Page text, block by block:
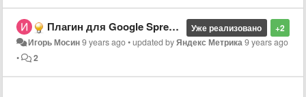
+2
Уже реализовано
Плагин для Google Spreadsheets
Игорь Мосин9 years ago•updated byЯндекс Метрика9 years ago
•
2